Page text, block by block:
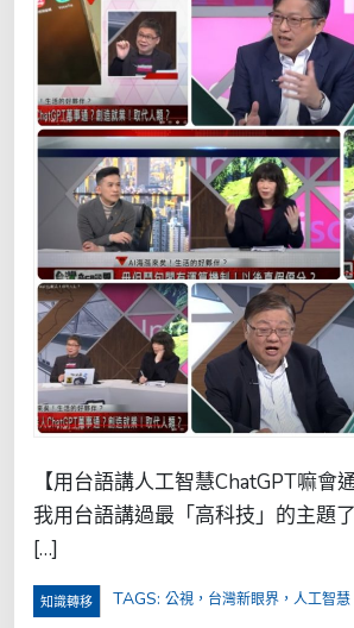
【用台語講人工智慧ChatGPT嘛
我用台語講過最「高科技」的主題
[…]
知識轉移 TAGS: 公視，台灣新眼界，人工智